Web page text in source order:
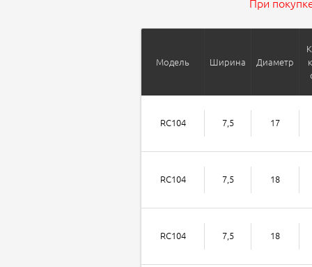
Модель Ширина Диаметр
RC104 7,5 17
RC104 7,5 18
RC104 7,5 18